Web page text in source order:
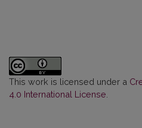
This work is licensed under a
4.0 International License